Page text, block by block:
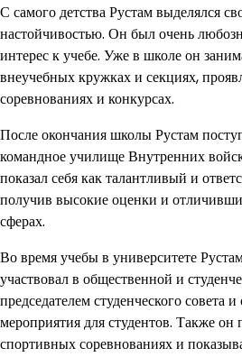
С самого детства Рустам выделялся
настойчивостью. Он был очень
интерес к учебе. Уже в школе он
внеучебных кружках и секциях,
соревнованиях и конкурсах.
После окончания школы Рустам
командное училище Внутренних
показал себя как талантливый и
получив высокие оценки и
сферах.
Во время учебы в университете
участвовал в общественной и
председателем студенческого совета
мероприятия для студентов. Также он
спортивных соревнованиях и